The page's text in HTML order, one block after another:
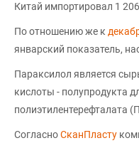
Китай импортировал 1
По отношению же к
январский показатель,
Параксилол является
кислоты - полупродукта
полиэтилентерефталата
СогласноСканПласту